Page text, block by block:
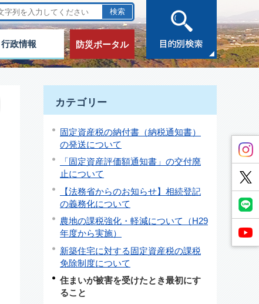
行政情報 防災ポータル
カテゴリー
固定資産税の納付書（納税通知書）
の発送について
「固定資産評価額通知書」の交付廃
止について
【法務省からのお知らせ】相続登記
の義務化について
農地の課税強化・軽減について（H29
年度から実施）
新築住宅に対する固定資産税の課税
免除制度について
住まいが被害を受けたとき最初にす
ること